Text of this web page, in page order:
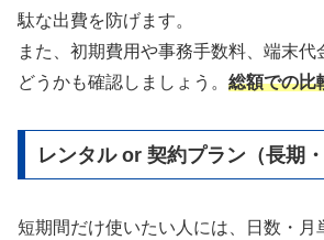
駄な出費を防げます。
また、初期費用や事務手数料、端末
どうかも確認しましょう。 総額での比
レンタル or 契約プラン（長期・
短期間だけ使いたい人には、日数・月